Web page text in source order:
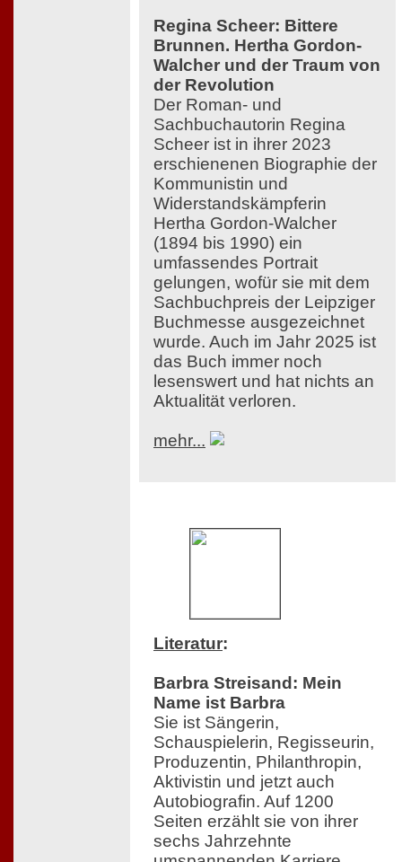
Regina Scheer: Bittere
Brunnen. Hertha Gordon-
Walcher und der Traum von
der Revolution
Der Roman- und
Sachbuchautorin Regina
Scheer ist in ihrer 2023
erschienenen Biographie der
Kommunistin und
Widerstandskämpferin
Hertha Gordon-Walcher
(1894 bis 1990) ein
umfassendes Portrait
gelungen, wofür sie mit dem
Sachbuchpreis der Leipziger
Buchmesse ausgezeichnet
wurde. Auch im Jahr 2025 ist
das Buch immer noch
lesenswert und hat nichts an
Aktualität verloren.
mehr...
Literatur:
Barbra Streisand: Mein
Name ist Barbra
Sie ist Sängerin,
Schauspielerin, Regisseurin,
Produzentin, Philanthropin,
Aktivistin und jetzt auch
Autobiografin. Auf 1200
Seiten erzählt sie von ihrer
sechs Jahrzehnte